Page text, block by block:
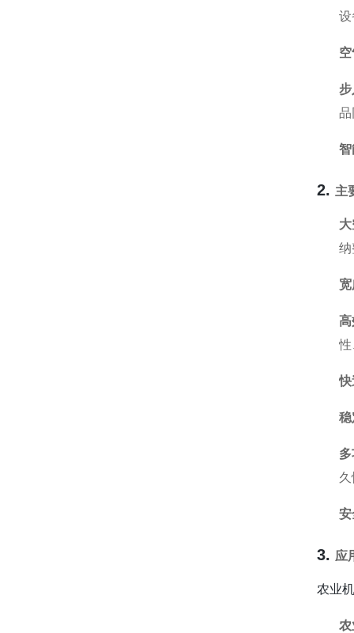
设
步
品
智
2. 主
纳
性
快
稳
安
3. 应
农业
农